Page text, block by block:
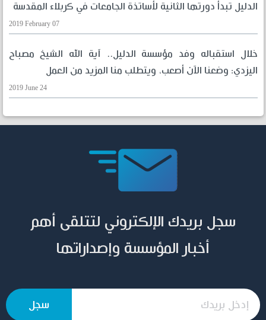
الدليل تبدأ دورتها الثانية لأساتذة الجامعات في كربلاء المقدسة
2019 February 07
خلال استقباله وفد مؤسسة الدليل.. آية الله الشيخ مصباح
اليزدي: وضعنا الآن أصعب، ويتطلب منا المزيد من العمل
2019 June 24
سجل بريدك الإلكتروني لتتلقى أهم
أخبار المؤسسة وإصداراتها